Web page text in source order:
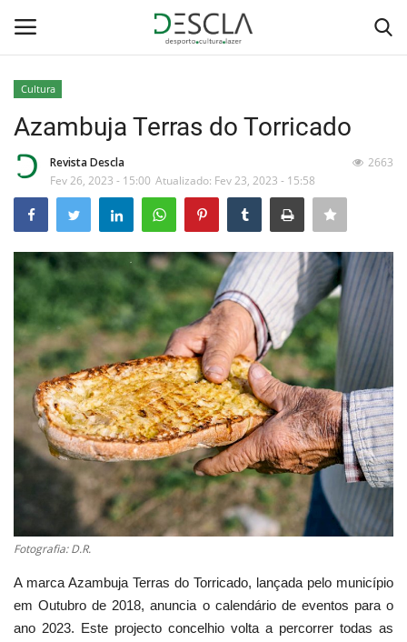
Home
...by Descla
Desporto
Contactos
Sobre Nós
Educação
Estatuto Editorial
Saúde
Ficha técnica
Cultura
Lazer
Cultura
Azambuja Terras do Torricado
Revista Descla
Fev 26, 2023 - 15:00 Atualizado: Fev 23, 2023 - 15:58
2663
Fotografia: D.R.
A marca Azambuja Terras do Torricado, lançada pelo município
em Outubro de 2018, anuncia o calendário de eventos para o
ano 2023. Este projecto concelhio volta a percorrer todas as